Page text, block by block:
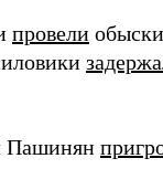
провели
Пашинян